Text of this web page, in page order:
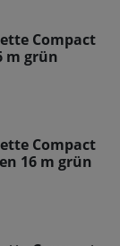
Compact
m grün
Compact
16 m grün